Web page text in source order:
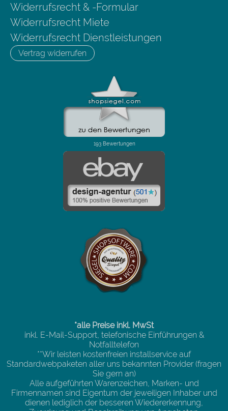
Widerrufsrecht & -Formular
Widerrufsrecht Miete
Widerrufsrecht Dienstleistungen
Vertrag widerrufen
*alle Preise inkl. MwSt
inkl. E-Mail-Support, telefonische Einführungen &
Notfalltelefon
**Wir leisten kostenfreien installservice auf
Standardwebpaketen aller uns bekannten Provider (fragen
Sie gern an)
Alle aufgeführten Warenzeichen, Marken- und
Firmennamen sind Eigentum der jeweiligen Inhaber und
dienen lediglich der besseren Wiedererkennung,